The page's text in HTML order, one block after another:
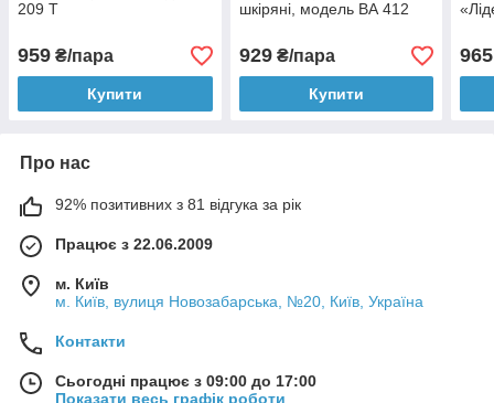
209 Т
959 ₴/пара
Купити
шкіряні, модель ВА 412
929₴/пара
Купити
965
Про нас
92% позитивних з 81 відгука за рік
Працює з 22.06.2009
м. Київ
м. Київ, вулиця Новозабарська, №20, Київ, Україна
Контакти
Сьогодні працює з 09:00 до 17:00
Показати весь графік роботи